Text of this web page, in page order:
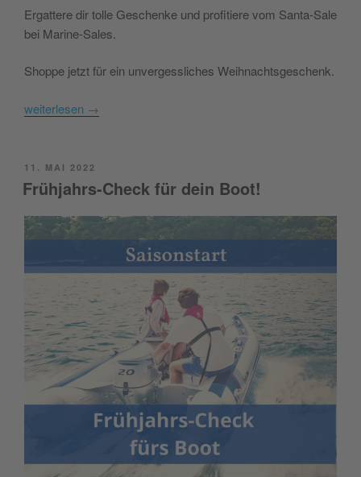
Ergattere dir tolle Geschenke und profitiere vom Santa-Sale
bei Marine-Sales.
Shoppe jetzt für ein unvergessliches Weihnachtsgeschenk.
weiterlesen →
POSTED
ON
11. MAI 2022
Frühjahrs-Check für dein Boot!